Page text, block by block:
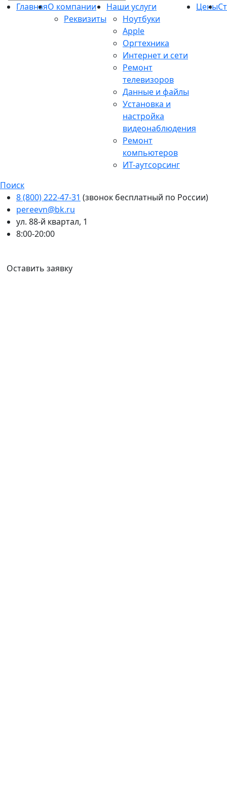
ГлавнаяО компании
Реквизиты
Наши услуги
Ноутбуки
Apple
Оргтехника
Интернет и сети
Ремонт
телевизоров
Данные и файлы
Установка и
настройка
видеонаблюдения
Ремонт
компьютеров
ИТ-аутсорсинг
Цены
Поиск
8 (800) 222-47-31 (звонок бесплатный по России)
pereevn@bk.ru
ул. 88-й квартал, 1
8:00-20:00
Оставить заявку